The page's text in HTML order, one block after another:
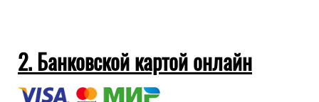
2. Банковской картой онлайн